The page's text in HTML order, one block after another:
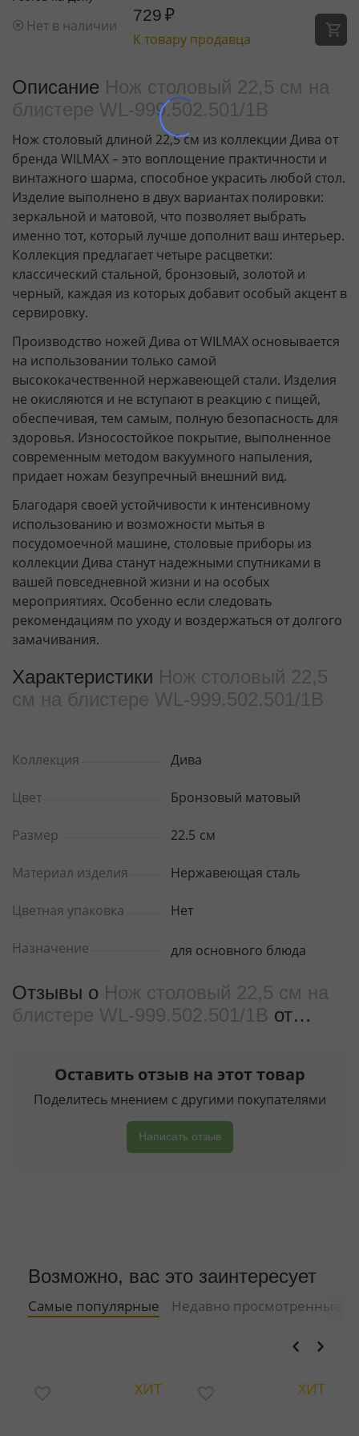
Нет в наличии
729 ₽
К товару продавца
Описание Нож столовый 22,5 см на
блистере WL‑999.502.501/1B
Нож столовый длиной 22,5 см из коллекции Дива от
бренда WILMAX – это воплощение практичности и
винтажного шарма, способное украсить любой стол.
Изделие выполнено в двух вариантах полировки:
зеркальной и матовой, что позволяет выбрать
именно тот, который лучше дополнит ваш интерьер.
Коллекция предлагает четыре расцветки:
классический стальной, бронзовый, золотой и
черный, каждая из которых добавит особый акцент в
сервировку.
Производство ножей Дива от WILMAX основывается
на использовании только самой
высококачественной нержавеющей стали. Изделия
не окисляются и не вступают в реакцию с пищей,
обеспечивая, тем самым, полную безопасность для
здоровья. Износостойкое покрытие, выполненное
современным методом вакуумного напыления,
придает ножам безупречный внешний вид.
Благодаря своей устойчивости к интенсивному
использованию и возможности мытья в
посудомоечной машине, столовые приборы из
коллекции Дива станут надежными спутниками в
вашей повседневной жизни и на особых
мероприятиях. Особенно если следовать
рекомендациям по уходу и воздержаться от долгого
замачивания.
Характеристики Нож столовый 22,5
см на блистере WL‑999.502.501/1B
Коллекция Дива
Цвет Бронзовый матовый
Размер 22.5 см
Материал изделия Нержавеющая сталь
Цветная упаковка Нет
Назначение для основного блюда
Отзывы о Нож столовый 22,5 см на
блистере WL‑999.502.501/1B от
Оставить отзыв на этот товар
Поделитесь мнением с другими покупателями
Написать отзыв
Возможно, вас это заинтересует
Самые популярные Недавно просмотренные
ХИТ ХИТ